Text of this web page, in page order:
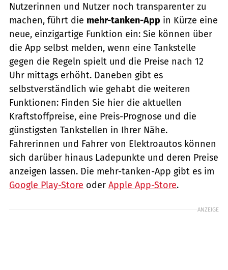
Nutzerinnen und Nutzer noch transparenter zu
machen, führt die mehr-tanken-App in Kürze eine
neue, einzigartige Funktion ein: Sie können über
die App selbst melden, wenn eine Tankstelle
gegen die Regeln spielt und die Preise nach 12
Uhr mittags erhöht. Daneben gibt es
selbstverständlich wie gehabt die weiteren
Funktionen: Finden Sie hier die aktuellen
Kraftstoffpreise, eine Preis-Prognose und die
günstigsten Tankstellen in Ihrer Nähe.
Fahrerinnen und Fahrer von Elektroautos können
sich darüber hinaus Ladepunkte und deren Preise
anzeigen lassen. Die mehr-tanken-App gibt es im
Google Play-Store oder Apple App-Store.
ANZEIGE